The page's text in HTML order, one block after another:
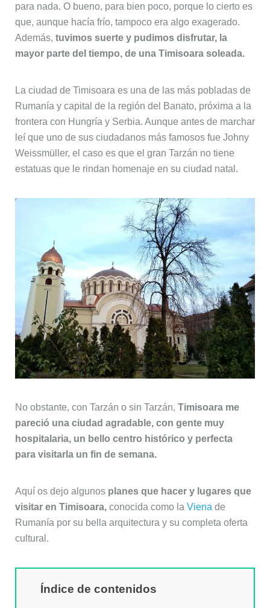
para nada. O bueno, para bien poco, porque lo cierto es
que, aunque hacía frío, tampoco era algo exagerado.
Además, tuvimos suerte y pudimos disfrutar, la
mayor parte del tiempo, de una Timisoara soleada.
La ciudad de Timisoara es una de las más pobladas de
Rumanía y capital de la región del Banato, próxima a la
frontera con Hungría y Serbia. Aunque antes de marchar
leí que uno de sus ciudadanos más famosos fue Johny
Weissmüller, el caso es que el gran Tarzán no tiene
estatuas que le rindan homenaje en su ciudad natal.
No obstante, con Tarzán o sin Tarzán, Timisoara me
pareció una ciudad agradable, con gente muy
hospitalaria, un bello centro histórico y perfecta
para visitarla un fin de semana.
Aquí os dejo algunos planes que hacer y lugares que
visitar en Timisoara,conocida como la Viena de
Rumanía por su bella arquitectura y su completa oferta
cultural.
Índice de contenidos